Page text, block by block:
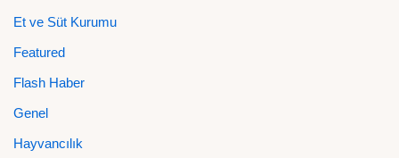
Et ve Süt Kurumu
Featured
Flash Haber
Genel
Hayvancılık